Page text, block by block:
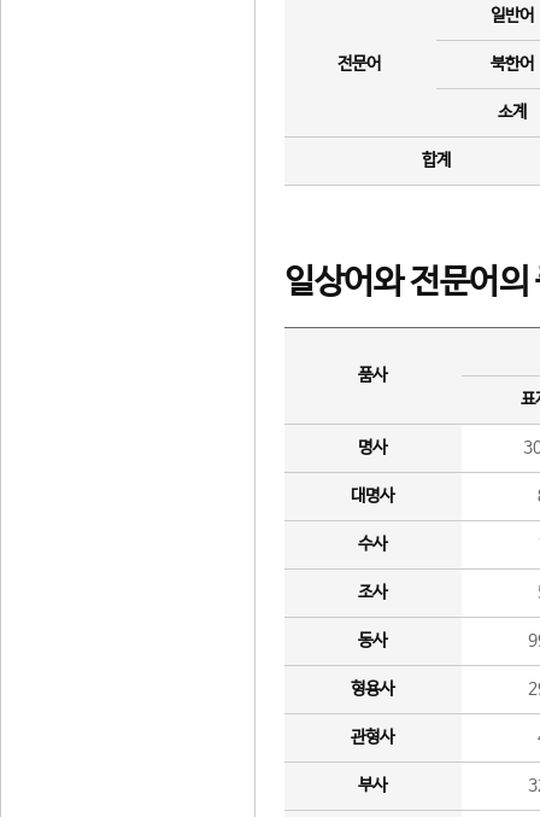
전문어
일반어
북한어
소계
합계
일상어와 전문어의
품사
표
명사
대명사
수사
조사
동사
형용사
관형사
부사